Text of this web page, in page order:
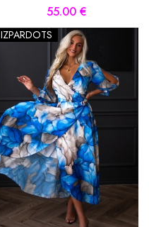
55.00 €
IZPĀRDOTS